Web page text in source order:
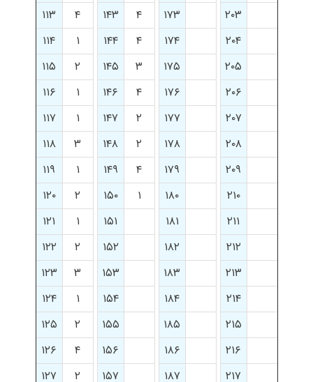
۲۰۳ ۱۷۳ ۴ ۱۴۳ ۴
۱۱۳
۲۰۴
۱۷۴ ۴ ۱۴۴ ۱
۱۱۴
۲۰۵
۱۷۵ ۳ ۱۴۵ ۲
۱۱۵
۲۰۶
۱۷۶ ۴ ۱۴۶ ۱
۱۱۶
۲۰۷
۱۷۷ ۲ ۱۴۷ ۱
۱۱۷
۲۰۸
۱۷۸ ۲ ۱۴۸ ۳
۱۱۸
۲۰۹
۱۷۹ ۴ ۱۴۹ ۱
۱۱۹
۲۱۰
۱۸۰ ۱ ۱۵۰ ۲
۱۲۰
۲۱۱
۱۸۱ ۱۵۱ ۱
۱۲۱
۲۱۲
۱۸۲ ۱۵۲ ۲
۱۲۲
۲۱۳
۱۸۳ ۱۵۳ ۳
۱۲۳
۲۱۴
۱۸۴ ۱۵۴ ۱
۱۲۴
۲۱۵
۱۸۵ ۱۵۵ ۲
۱۲۵
۲۱۶
۱۸۶ ۱۵۶ ۴
۱۲۶
۲۱۷
۱۸۷ ۱۵۷ ۲
۱۲۷